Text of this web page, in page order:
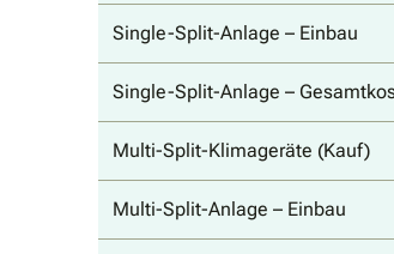
Single-Split-Anlage – Einbau
Single-Split-Anlage –
Multi-Split-Klimageräte (Kauf)
Multi-Split-Anlage – Einbau